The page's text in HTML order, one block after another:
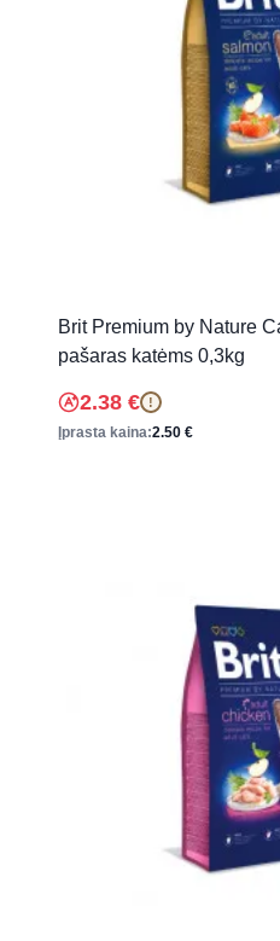
Brit Premium by Nature
pašaras katėms 0,3kg
2.38 € !
Įprasta kaina:2.50 €